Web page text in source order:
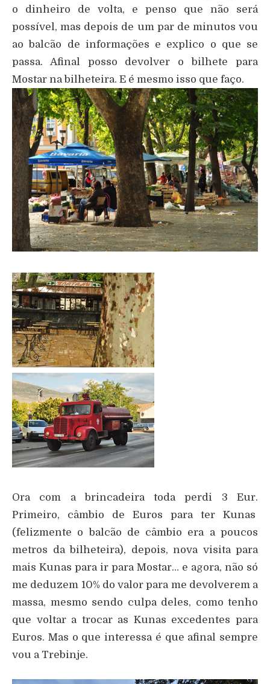
o dinheiro de volta, e penso que não será
possível, mas depois de um par de minutos vou
ao balcão de informações e explico o que se
passa. Afinal posso devolver o bilhete para
Mostar na bilheteira. E é mesmo isso que faço.
Ora com a brincadeira toda perdi 3 Eur.
Primeiro, câmbio de Euros para ter Kunas
(felizmente o balcão de câmbio era a poucos
metros da bilheteira), depois, nova visita para
mais Kunas para ir para Mostar… e agora, não só
me deduzem 10% do valor para me devolverem a
massa, mesmo sendo culpa deles, como tenho
que voltar a trocar as Kunas excedentes para
Euros. Mas o que interessa é que afinal sempre
vou a Trebinje.